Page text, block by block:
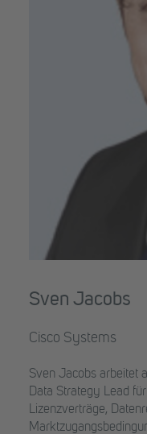
Sven Jacobs
Cisco Systems
Sven Jacobs arbeitet
Data Strategy Lead
Lizenzverträge,